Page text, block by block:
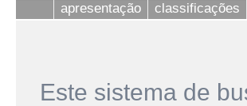
apresentação classificações
Este sistema de